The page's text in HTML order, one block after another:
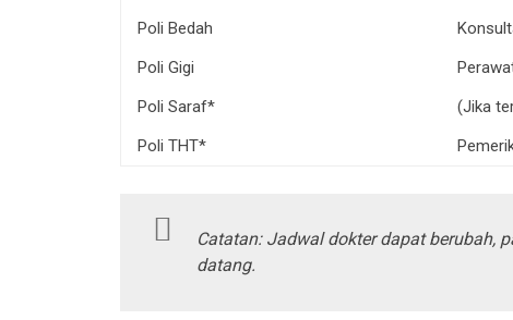
Poli Bedah
Poli Gigi
Poli Saraf*
(Jika
Poli THT*
Catatan: Jadwal dokter dapat berubah,
datang.